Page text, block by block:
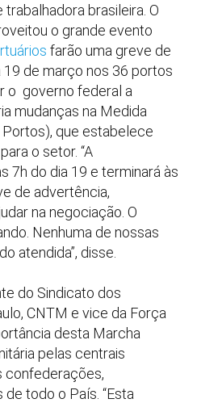
brasileira. O
o grande evento
farão uma greve de
19 de março nos 36 portos
o governo federal a
mudanças na Medida
que estabelece
o setor. “A
7h do dia 19 e terminará às
de advertência,
na negociação. O
Nenhuma de nossas
atendida”, disse.
do Sindicato dos
CNTM e vice da Força
desta Marcha
pelas centrais
confederações,
todo o País. “Esta